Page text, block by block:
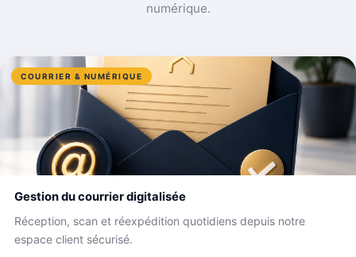
numérique.
COURRIER & NUMÉRIQUE
Gestion du courrier digitalisée
Réception, scan et réexpédition quotidiens depuis notre
espace client sécurisé.